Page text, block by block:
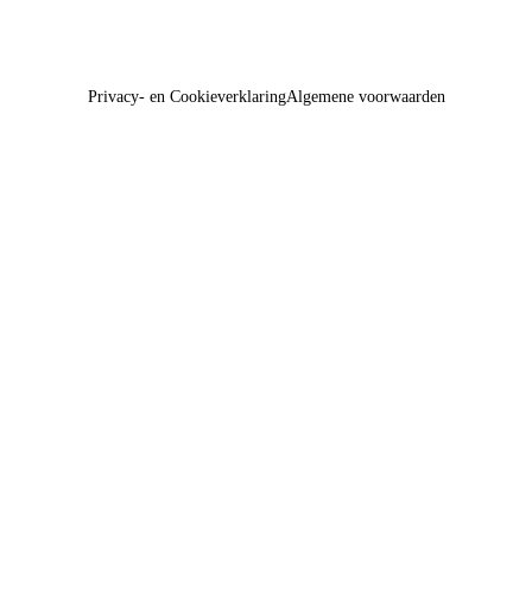
Privacy- en CookieverklaringAlgemene voorwaarden